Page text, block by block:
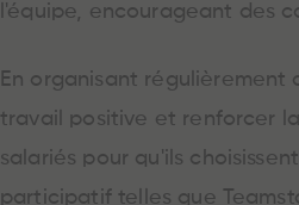
l'équipe, encourageant des
En organisant
travail positive et renforcer
salariés pour qu'ils
participatif telles que